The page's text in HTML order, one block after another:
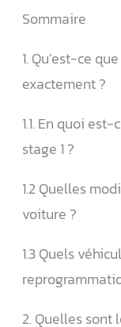
Sommaire
1. Qu’est-ce
exactement ?
1.1. En quoi
stage 1 ?
1.2 Quelles
voiture ?
1.3 Quels
2. Quelles sont